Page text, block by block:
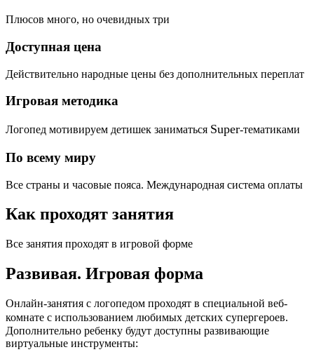
Плюсов много, но очевидных три
Доступная цена
Действительно народные цены без дополнительных переплат
Игровая методика
Логопед мотивируем детишек заниматься Super-тематиками
По всему миру
Все страны и часовые пояса. Международная система оплаты
Как проходят занятия
Все занятия проходят в игровой форме
Развивая. Игровая форма
Онлайн-занятия с логопедом проходят в специальной веб-
комнате с использованием любимых детских cупергероев.
Дополнительно ребенку будут доступны развивающие
виртуальные инструменты: